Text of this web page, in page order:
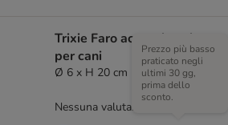
Trixie Faro acquatico gioco
per cani
Ø 6 x H 20 cm
Prezzo più basso
praticato negli
ultimi 30 gg,
prima dello
sconto.
Nessuna valutazione